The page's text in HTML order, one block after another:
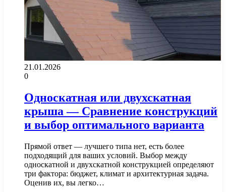
21.01.2026
0
Односкатная или двухскатная
крыша — Сравнение конструкций
и выбор оптимального варианта
Прямой ответ — лучшего типа нет, есть более
подходящий для ваших условий. Выбор между
односкатной и двухскатной конструкцией определяют
три фактора: бюджет, климат и архитектурная задача.
Оценив их, вы легко…